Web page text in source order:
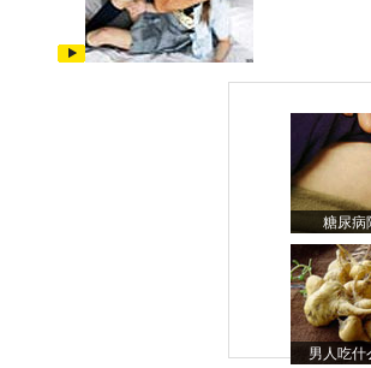
糖尿病
男人吃什